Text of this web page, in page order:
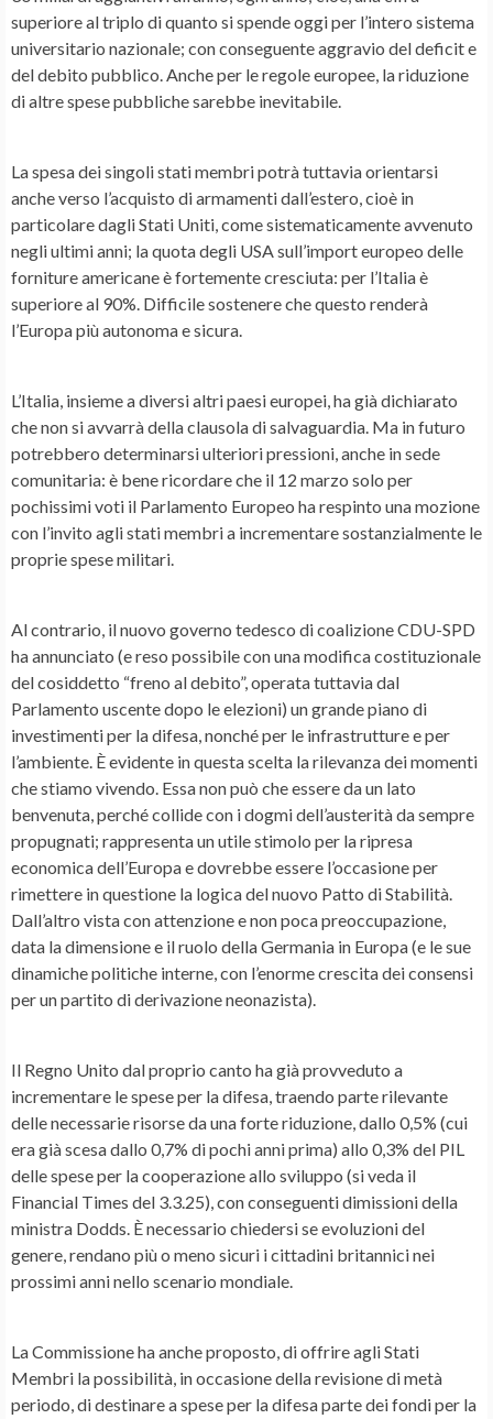
superiore al triplo di quanto si spende oggi per l’intero sistema
universitario nazionale; con conseguente aggravio del deficit e
del debito pubblico. Anche per le regole europee, la riduzione
di altre spese pubbliche sarebbe inevitabile.
La spesa dei singoli stati membri potrà tuttavia orientarsi
anche verso l’acquisto di armamenti dall’estero, cioè in
particolare dagli Stati Uniti, come sistematicamente avvenuto
negli ultimi anni; la quota degli USA sull’import europeo delle
forniture americane è fortemente cresciuta: per l’Italia è
superiore al 90%. Difficile sostenere che questo renderà
l’Europa più autonoma e sicura.
L’Italia, insieme a diversi altri paesi europei, ha già dichiarato
che non si avvarrà della clausola di salvaguardia. Ma in futuro
potrebbero determinarsi ulteriori pressioni, anche in sede
comunitaria: è bene ricordare che il 12 marzo solo per
pochissimi voti il Parlamento Europeo ha respinto una mozione
con l’invito agli stati membri a incrementare sostanzialmente le
proprie spese militari.
Al contrario, il nuovo governo tedesco di coalizione CDU-SPD
ha annunciato (e reso possibile con una modifica costituzionale
del cosiddetto “freno al debito”, operata tuttavia dal
Parlamento uscente dopo le elezioni) un grande piano di
investimenti per la difesa, nonché per le infrastrutture e per
l’ambiente. È evidente in questa scelta la rilevanza dei momenti
che stiamo vivendo. Essa non può che essere da un lato
benvenuta, perché collide con i dogmi dell’austerità da sempre
propugnati; rappresenta un utile stimolo per la ripresa
economica dell’Europa e dovrebbe essere l’occasione per
rimettere in questione la logica del nuovo Patto di Stabilità.
Dall’altro vista con attenzione e non poca preoccupazione,
data la dimensione e il ruolo della Germania in Europa (e le sue
dinamiche politiche interne, con l’enorme crescita dei consensi
per un partito di derivazione neonazista).
Il Regno Unito dal proprio canto ha già provveduto a
incrementare le spese per la difesa, traendo parte rilevante
delle necessarie risorse da una forte riduzione, dallo 0,5% (cui
era già scesa dallo 0,7% di pochi anni prima) allo 0,3% del PIL
delle spese per la cooperazione allo sviluppo (si veda il
Financial Times del 3.3.25), con conseguenti dimissioni della
ministra Dodds. È necessario chiedersi se evoluzioni del
genere, rendano più o meno sicuri i cittadini britannici nei
prossimi anni nello scenario mondiale.
La Commissione ha anche proposto, di offrire agli Stati
Membri la possibilità, in occasione della revisione di metà
periodo, di destinare a spese per la difesa parte dei fondi per la